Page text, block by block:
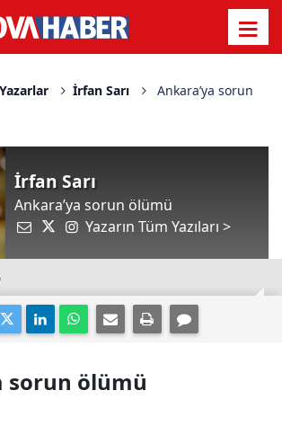
Yazarlar İrfan Sarı
Ankara’ya sorun
İrfan Sarı
Ankara’ya sorun ölümü
Yazarın Tüm Yazıları >
sorun ölümü